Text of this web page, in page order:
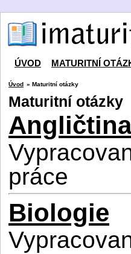
ÚVOD MATURITNÍ
Úvod » Maturitní otázky
Maturitní otázky
Angličtina
práce
Biologie